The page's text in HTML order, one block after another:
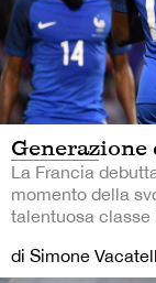
Generazione
La Francia
momento della
talentuosa classe
di Simone